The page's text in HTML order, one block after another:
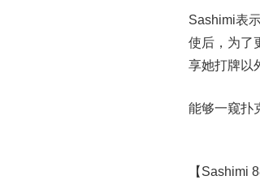
Sashimi表
使后，为了
享她打牌以
能够一窥扑
【Sashimi